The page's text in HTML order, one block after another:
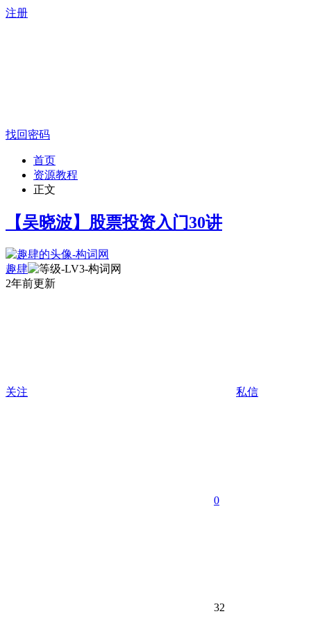
注册
找回密码
首页
资源教程
正文
【吴晓波】股票投资入门30讲
趣肆
2年前更新
关注 私信
0
32